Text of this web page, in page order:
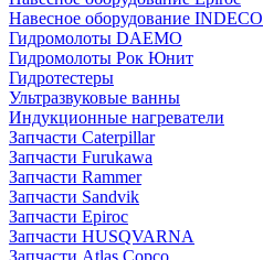
Навесное оборудование INDECO
Гидромолоты DAEMO
Гидромолоты Рок Юнит
Гидротестеры
Ультразвуковые ванны
Индукционные нагреватели
Запчасти Caterpillar
Запчасти Furukawa
Запчасти Rammer
Запчасти Sandvik
Запчасти Epiroc
Запчасти HUSQVARNA
Запчасти Atlas Copco